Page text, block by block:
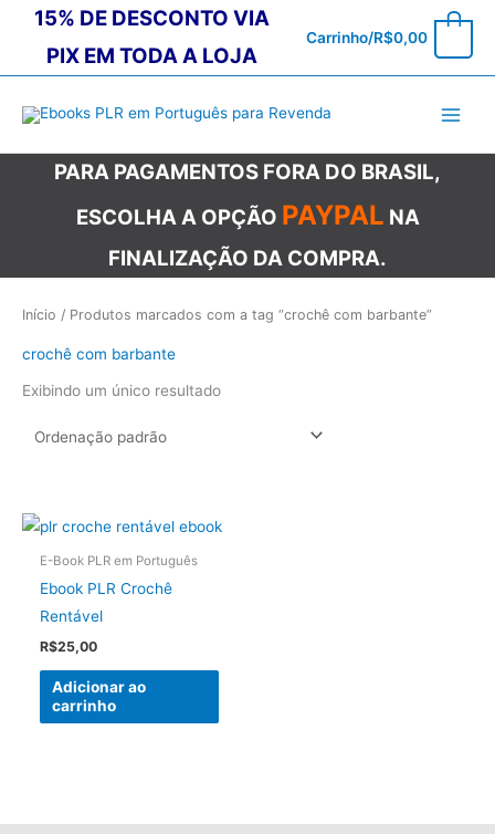
15% DE DESCONTO VIA
PIX EM TODA A LOJA
Carrinho/R$0,00
PARA PAGAMENTOS FORA DO BRASIL,
ESCOLHA A OPÇÃO PAYPAL NA
FINALIZAÇÃO DA COMPRA.
Início / Produtos marcados com a tag “crochê com barbante”
crochê com barbante
Exibindo um único resultado
E-Book PLR em Português
Ebook PLR Crochê
Rentável
R$25,00
Adicionar ao
carrinho